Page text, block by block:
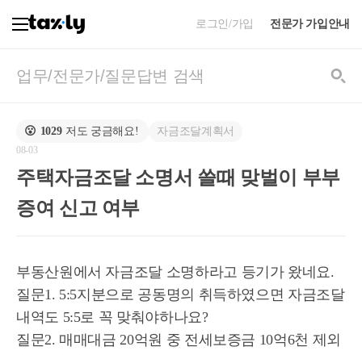
로그인/가입 전문가 가입안내
😮 1029 저도 궁금해요! 자금조달계획서
08-03
주택자금조달 소명서 쓸때 맞벌이 부부
증여 신고 여부
부동산원에서 자금조달 소명하라고 등기가 왔네요.
질문1. 5:5지분으로 공동명의 취득하였으면 자금조달
내역도 5:5로 꼭 맞춰야하나요?
질문2. 매매대금 20억원 중 전세보증금 10억6천 제외